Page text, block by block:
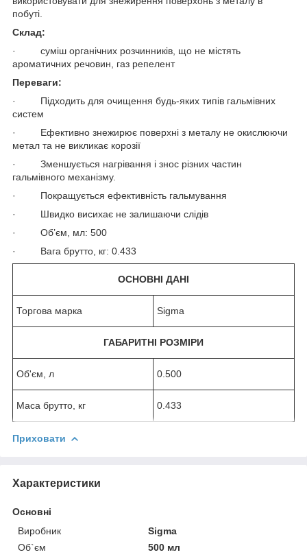
побуті.
Склад:
· суміш органічних розчинників, що не містять
ароматичних речовин, газ репелент
Переваги:
· Підходить для очищення будь-яких типів гальмівних
систем
· Ефективно знежирює поверхні з металу не окислюючи
метал та не викликає корозії
· Зменшується нагрівання і знос різних частин
гальмівного механізму.
· Покращується ефективність гальмування
· Швидко висихає не залишаючи слідів
· Об’єм, мл: 500
· Вага брутто, кг: 0.433
ОСНОВНІ ДАНІ
Торгова марка Sigma
ГАБАРИТНІ РОЗМІРИ
Об'єм, л 0.500
Маса брутто, кг 0.433
Приховати
Характеристики
Основні
Виробник
Sigma
Об`єм
500 мл